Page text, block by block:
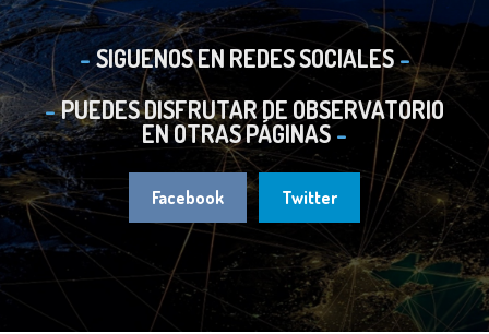
SIGUENOS EN REDES SOCIALES
PUEDES DISFRUTAR DE OBSERVATORIO
EN OTRAS PÁGINAS
Facebook Twitter